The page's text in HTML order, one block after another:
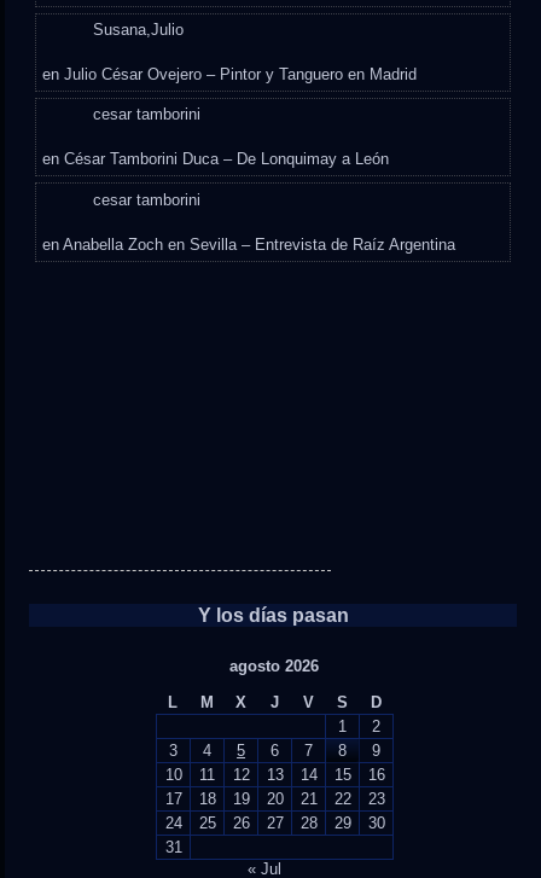
Susana,Julio
enJulio César Ovejero – Pintor y Tanguero en Madrid
cesar tamborini
enCésar Tamborini Duca – De Lonquimay a León
cesar tamborini
enAnabella Zoch en Sevilla – Entrevista de Raíz Argentina
Y los días pasan
agosto 2026
L
M X J V S
D
1
2
3
4 5 6 7 8
9
10
11 12 13 14 15
16
17
18 19 20 21 22
23
24
25 26 27 28 29
30
31
« Jul